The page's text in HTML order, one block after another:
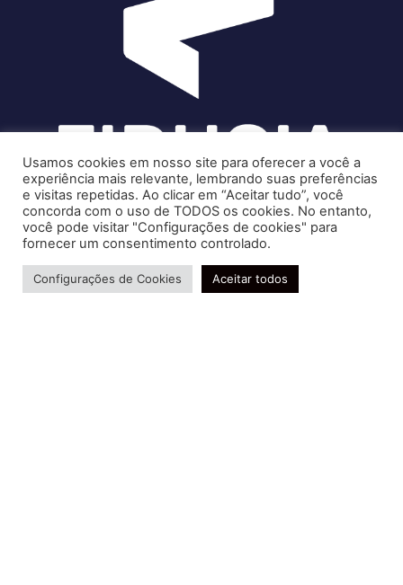
Soluções contábeis-fiscais-tributárias especializadas | CRC RJ
004856/O-7
Serviços
Usamos cookies em nosso site para oferecer a você a
experiência mais relevante, lembrando suas preferências
e visitas repetidas. Ao clicar em “Aceitar tudo”, você
concorda com o uso de TODOS os cookies. No entanto,
você pode visitar "Configurações de cookies" para
fornecer um consentimento controlado.
Configurações de Cookies Aceitar todos
Precisa de ajuda?